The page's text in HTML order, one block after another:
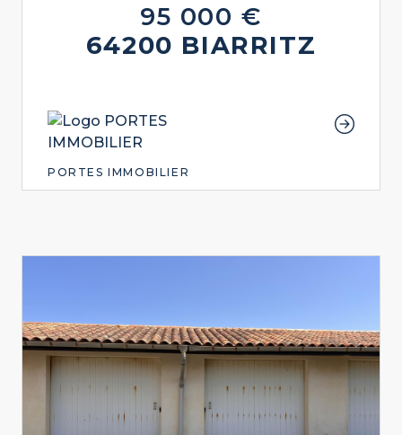
95 000 €
64200 BIARRITZ
PORTES IMMOBILIER